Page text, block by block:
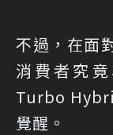
不過，在面
消費者究
Turbo
覺醒。